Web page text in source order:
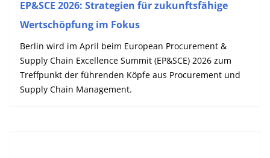
EP&SCE 2026: Strategien für zukunftsfähige
Wertschöpfung im Fokus
Berlin wird im April beim European Procurement &
Supply Chain Excellence Summit (EP&SCE) 2026 zum
Treffpunkt der führenden Köpfe aus Procurement und
Supply Chain Management.